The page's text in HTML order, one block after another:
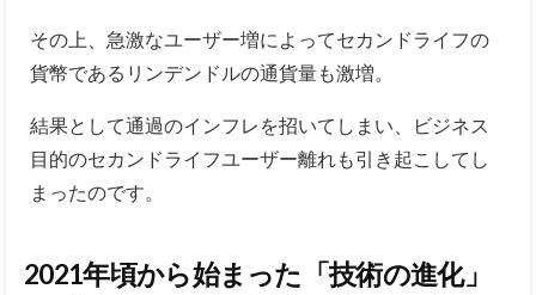
その上、急激なユーザー増によってセカンドライフの
貨幣であるリンデンドルの通貨量も激増。
結果として通過のインフレを招いてしまい、ビジネス
目的のセカンドライフユーザー離れも引き起こしてし
まったのです。
2021年頃から始まった「技術の進化」